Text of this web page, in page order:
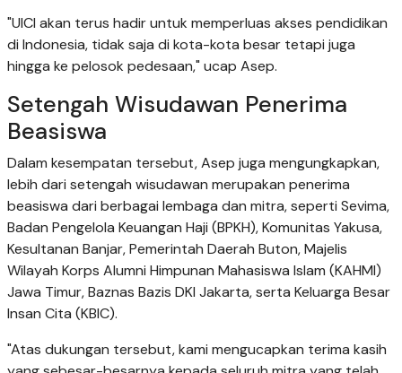
"UICI akan terus hadir untuk memperluas akses pendidikan
di Indonesia, tidak saja di kota-kota besar tetapi juga
hingga ke pelosok pedesaan," ucap Asep.
Setengah Wisudawan Penerima
Beasiswa
Dalam kesempatan tersebut, Asep juga mengungkapkan,
lebih dari setengah wisudawan merupakan penerima
beasiswa dari berbagai lembaga dan mitra, seperti Sevima,
Badan Pengelola Keuangan Haji (BPKH), Komunitas Yakusa,
Kesultanan Banjar, Pemerintah Daerah Buton, Majelis
Wilayah Korps Alumni Himpunan Mahasiswa Islam (KAHMI)
Jawa Timur, Baznas Bazis DKI Jakarta, serta Keluarga Besar
Insan Cita (KBIC).
"Atas dukungan tersebut, kami mengucapkan terima kasih